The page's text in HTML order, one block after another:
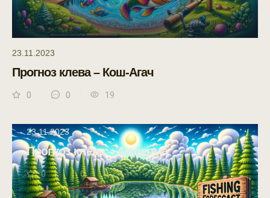
23.11.2023
Прогноз клева – Кош-Агач
0 0 19
23.11.2023
Прогноз клева – Амдерма
0 0 14